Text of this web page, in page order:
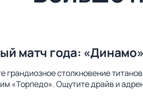
матч года:
грандиозное столкновение
«Торпедо». Ощутите драйв и